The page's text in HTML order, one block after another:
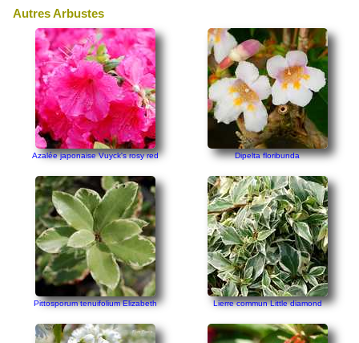
Autres Arbustes
Azalée japonaise Vuyck's rosy red Dipelta floribunda
Pittosporum tenuifolium Elizabeth Lierre commun Little diamond